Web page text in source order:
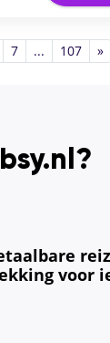
7 ... 107 »
voor